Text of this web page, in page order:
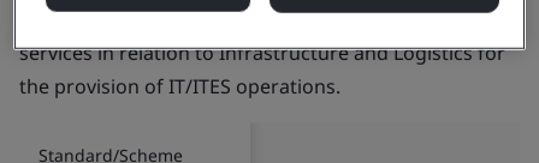
Scope:The management of Environment related
services in relation to Infrastructure and Logistics for
the provision of IT/ITES operations.
Standard/Scheme